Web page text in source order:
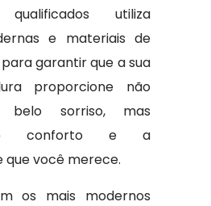
qualificados utiliza
e materiais de
garantir que a sua
proporcione não
belo sorriso, mas
conforto e a
que você merece.
os mais modernos